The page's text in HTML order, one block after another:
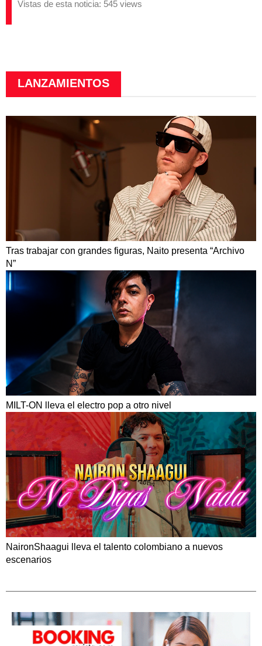
Vistas de esta noticia: 545 views
LANZAMIENTOS
Tras trabajar con grandes figuras, Naito presenta “Archivo
N”
MILT-ON lleva el electro pop a otro nivel
NaironShaagui lleva el talento colombiano a nuevos
escenarios